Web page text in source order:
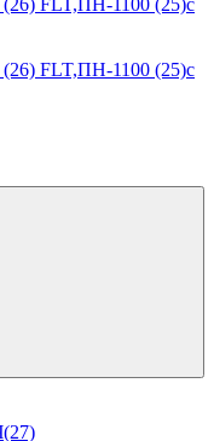
FLT,ПН-1100 (25)c